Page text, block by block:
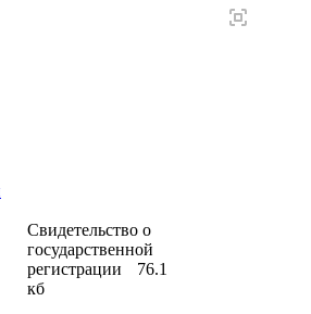
Свидетельство о
государственной
регистрации
76.1
кб